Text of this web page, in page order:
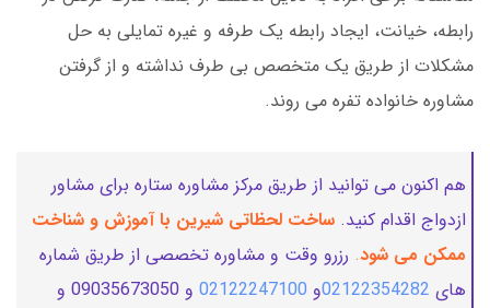
رابطه، خیانت، ایجاد رابطه یک طرفه و غیره تمایلی به حل
مشکلات از طریق یک متخصص بی طرف نداشته و از گرفتن
مشاوره خانواده تفره می روند.
هم اکنون می توانید از طریق مرکز مشاوره ستاره برای مشاور
ازدواج اقدام کنید. ساخت لحظاتی شیرین با آموزش و شناخت
ممکن می شود. رزرو وقت و مشاوره تخصصی از طریق شماره
های 02122354282و 02122247100
و 09035673050 و